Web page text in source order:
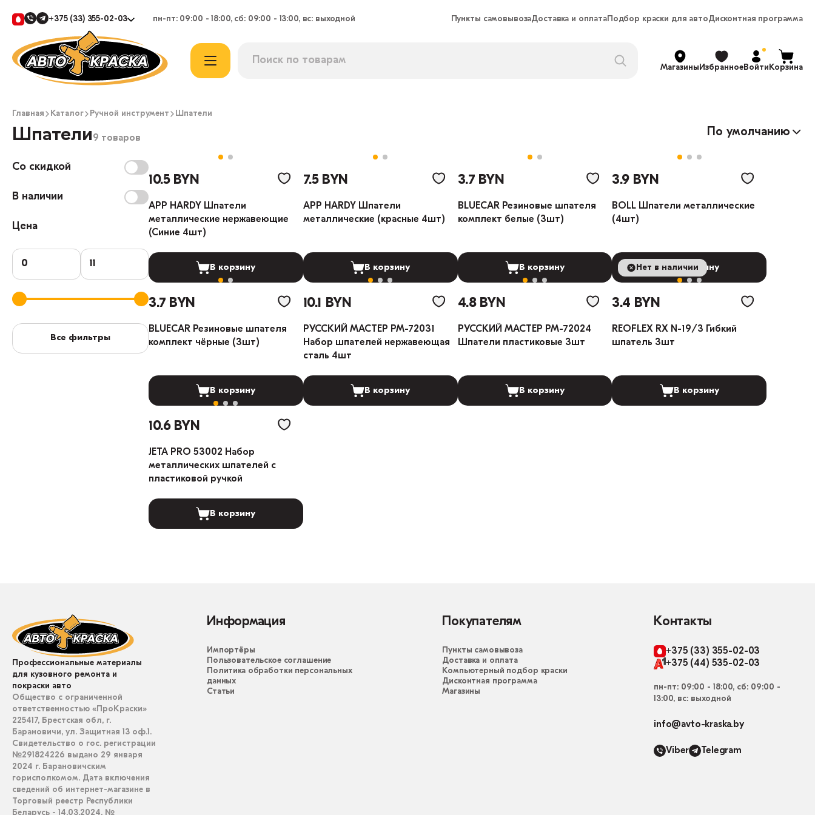
+375 (33) 355-02-03 пн-пт: 09:00 - 18:00, сб: 09:00 - 13:00, вс: выходной Пункты самовывозаДоставка и оплатаПодбор краски для автоДисконтная программа
МагазиныИзбранноеВойтиКорзина
Главная Каталог Ручной инструмент Шпатели
Шпатели9 товаров
По умолчанию
Со скидкой
В наличии
Цена
Все фильтры
10.5 BYN
APP HARDY Шпатели
металлические нержавеющие
(Синие 4шт)
В корзину
7.5 BYN
APP HARDY Шпатели
металлические (красные 4шт)
В корзину
3.7 BYN
BLUECAR Резиновые шпателя
комплект белые (3шт)
В корзину
3.9 BYN
BOLL Шпатели металлические
(4шт)
В корзину
3.7 BYN
BLUECAR Резиновые шпателя
комплект чёрные (3шт)
В корзину
10.1 BYN
РУССКИЙ МАСТЕР РМ-72031
Набор шпателей нержавеющая
сталь 4шт
В корзину
4.8 BYN
РУССКИЙ МАСТЕР РМ-72024
Шпатели пластиковые 3шт
В корзину
Нет в наличии
3.4 BYN
REOFLEX RX N-19/3 Гибкий
шпатель 3шт
В корзину
10.6 BYN
JETA PRO 53002 Набор
металлических шпателей с
пластиковой ручкой
В корзину
Профессиональные материалы
для кузовного ремонта и
покраски авто
Общество с ограниченной
ответственностью «ПроКраски»
225417, Брестская обл, г.
Барановичи, ул. Защитная 13 оф.1.
Свидетельство о гос. регистрации
№291824226 выдано 29 января
2024 г. Барановичским
горисполкомом. Дата включения
сведений об интернет-магазине в
Торговый реестр Республики
Беларусь - 14.03.2024, №
Информация
Импортёры
Пользовательское соглашение
Политика обработки персональных
данных
Статьи
Покупателям
Пункты самовывоза
Доставка и оплата
Компьютерный подбор краски
Дисконтная программа
Магазины
Контакты
+375 (33) 355-02-03
+375 (44) 535-02-03
пн-пт: 09:00 - 18:00, сб: 09:00 -
13:00, вс: выходной
info@avto-kraska.by
Viber Telegram